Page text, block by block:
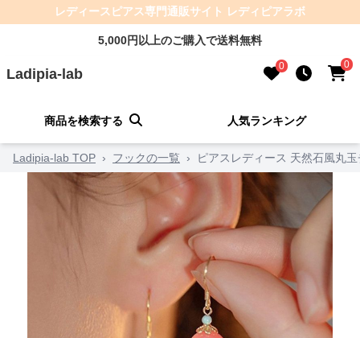
レディースピアス専門通販サイト レディピアラボ
5,000円以上のご購入で送料無料
Ladipia-lab 0 0
商品を検索する 人気ランキング
Ladipia-lab TOP › フックの一覧 › ピアスレディース 天然石風丸